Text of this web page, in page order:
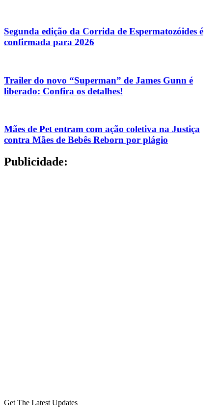
Segunda edição da Corrida de Espermatozóides é
confirmada para 2026
Trailer do novo “Superman” de James Gunn é
liberado: Confira os detalhes!
Mães de Pet entram com ação coletiva na Justiça
contra Mães de Bebês Reborn por plágio
Publicidade:
Get The Latest Updates